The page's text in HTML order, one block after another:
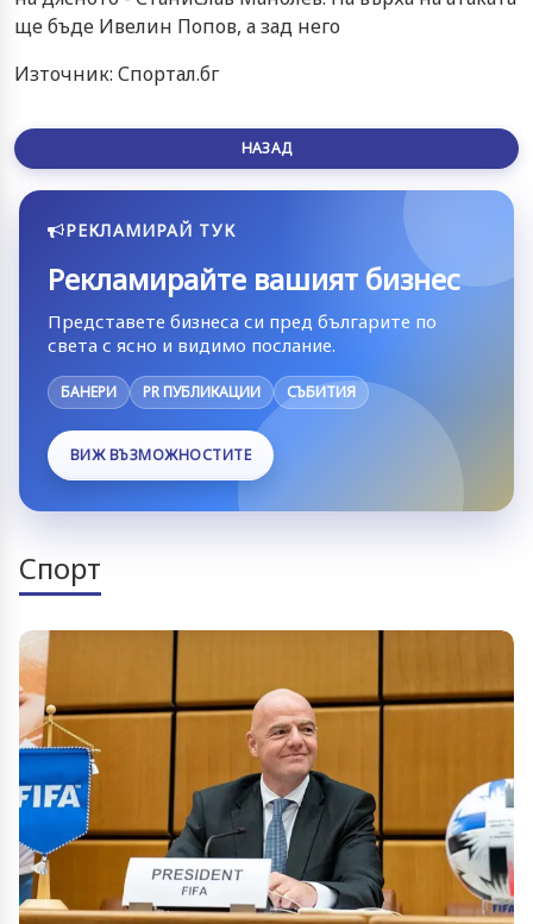
ще бъде Ивелин Попов, а зад него
Източник: Спортал.бг
НАЗАД
РЕКЛАМИРАЙ ТУК
Рекламирайте вашият бизнес
Представете бизнеса си пред българите по
света с ясно и видимо послание.
БАНЕРИ PR ПУБЛИКАЦИИ СЪБИТИЯ
ВИЖ ВЪЗМОЖНОСТИТЕ
Спорт